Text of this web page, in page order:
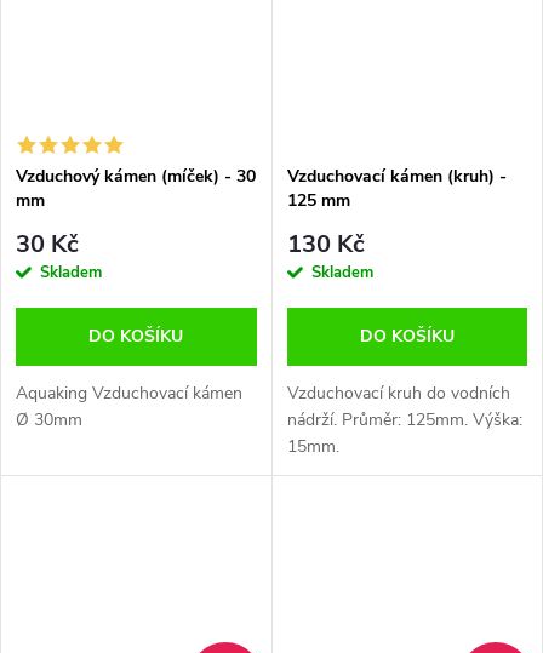
Vzduchový kámen (míček) - 30
mm
30 Kč
Skladem
DO KOŠÍKU
Aquaking Vzduchovací kámen
Ø 30mm
Vzduchovací kámen (kruh) -
125 mm
130 Kč
Skladem
DO KOŠÍKU
Vzduchovací kruh do vodních
nádrží. Průměr: 125mm. Výška:
15mm.